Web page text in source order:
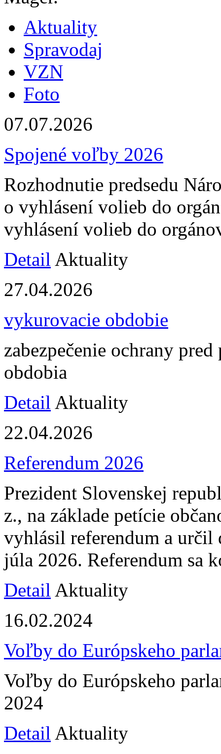
Aktuality
Spravodaj
VZN
Foto
07.07.2026
Spojené voľby 2026
Rozhodnutie predsedu
o vyhlásení volieb do
vyhlásení volieb do
Detail Aktuality
27.04.2026
vykurovacie obdobie
zabezpečenie ochrany
obdobia
Detail Aktuality
22.04.2026
Referendum 2026
Prezident Slovenskej
z., na základe petície
vyhlásil referendum a určil
júla 2026. Referendum sa
Detail Aktuality
16.02.2024
Voľby do Európskeho
Voľby do Európskeho
2024
Detail Aktuality